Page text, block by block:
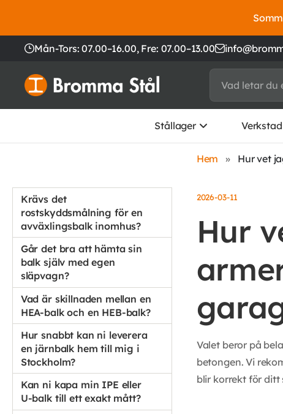
Mån-Tors: 07.00–16.00, Fre: 07.00–13.00
Stållager Verkstad
Krävs det
rostskyddsmålning för en
avväxlingsbalk inomhus?
Går det bra att hämta sin
balk själv med egen
släpvagn?
Vad är skillnaden mellan en
HEA-balk och en HEB-balk?
Hur snabbt kan ni leverera
en järnbalk hem till mig i
Stockholm?
Kan ni kapa min IPE eller
U-balk till ett exakt mått?
Hem » Hur vet
2026-03-11
Hur
Valet beror på
betongen. Vi
blir korrekt för ditt